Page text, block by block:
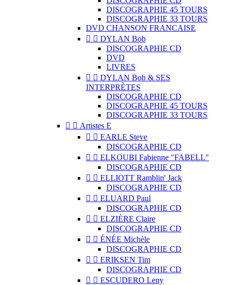
DISCOGRAPHIE 45 TOURS
DISCOGRAPHIE 33 TOURS
DVD CHANSON FRANCAISE
  DYLAN Bob
DISCOGRAPHIE CD
DVD
LIVRES
  DYLAN Bob & SES
INTERPRÈTES
DISCOGRAPHIE CD
DISCOGRAPHIE 45 TOURS
DISCOGRAPHIE 33 TOURS
  Artistes E
  EARLE Steve
DISCOGRAPHIE CD
  ELKOUBI Fabienne "FABELL"
DISCOGRAPHIE CD
  ELLIOTT Ramblin' Jack
DISCOGRAPHIE CD
  ELUARD Paul
DISCOGRAPHIE CD
  ELZIÈRE Claire
DISCOGRAPHIE CD
  ÉNÉE Michèle
DISCOGRAPHIE CD
  ERIKSEN Tim
DISCOGRAPHIE CD
  ESCUDERO Leny